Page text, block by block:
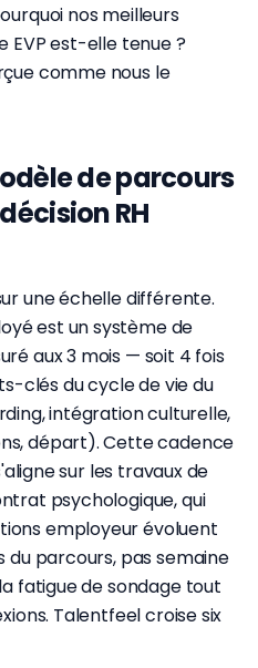
nos meilleurs
est-elle tenue ?
comme nous le
de parcours
RH
une échelle différente.
est un système de
aux 3 mois — soit 4 fois
clés du cycle de vie du
intégration culturelle,
départ). Cette cadence
sur les travaux de
psychologique, qui
employeur évoluent
du parcours, pas semaine
fatigue de sondage tout
Talentfeel croise six